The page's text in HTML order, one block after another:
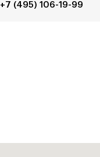
+7 (495) 106-19-99